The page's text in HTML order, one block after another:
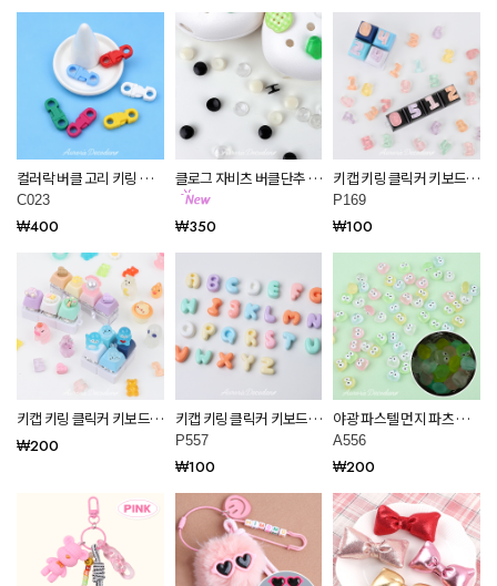
컬러락 버클 고리 키링 만
들기 부자재 악세사리 재료
C023
C023
₩400
클로그 자비츠 버클단추 꼬
다리 10개 (평면,오목)
₩350
키캡 키링 클릭커 키보드
키링용 DIY 미니 통통 숫자
파츠 데코덴 재료 P169
P169
₩100
키캡 키링 클릭커 키보드
키링용 DIY 파츠 데코덴 재
료 모음
₩200
키캡 키링 클릭커 키보드
키링용 DIY 미니 알파벳 컬
러 이니셜 데코덴 재료
P557
P557
₩100
야광 파스텔 먼지 파츠 공
예 재료 데코덴 만들기 재
료 A556
A556
₩200